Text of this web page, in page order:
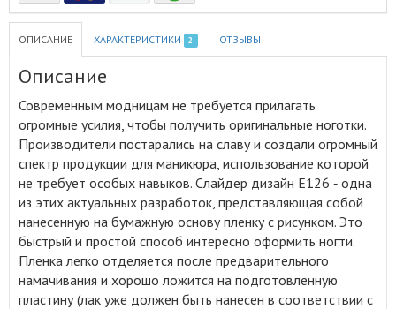
ОПИСАНИЕ ХАРАКТЕРИСТИКИ 2 ОТЗЫВЫ
Описание
Современным модницам не требуется прилагать
огромные усилия, чтобы получить оригинальные ноготки.
Производители постарались на славу и создали огромный
спектр продукции для маникюра, использование которой
не требует особых навыков. Слайдер дизайн E126 ‑ одна
из этих актуальных разработок, представляющая собой
нанесенную на бумажную основу пленку с рисунком. Это
быстрый и простой способ интересно оформить ногти.
Пленка легко отделяется после предварительного
намачивания и хорошо ложится на подготовленную
пластину (лак уже должен быть нанесен в соответствии с